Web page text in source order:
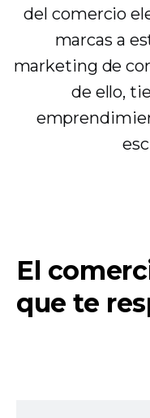
del comercio
marcas a
marketing de
de ello,
El
que te